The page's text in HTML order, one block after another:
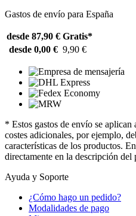
Gastos de envío para España
desde 87,90 € Gratis*
desde 0,00 € 9,90 €
* Estos gastos de envío se aplican
costes adicionales, por ejemplo,
características de los productos.
directamente en la descripción del
Ayuda y Soporte
¿Cómo hago un pedido?
Modalidades de pago